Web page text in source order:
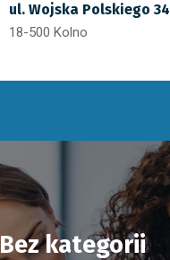
ul. Wojska Polskiego 34
18-500 Kolno
Bez kategorii